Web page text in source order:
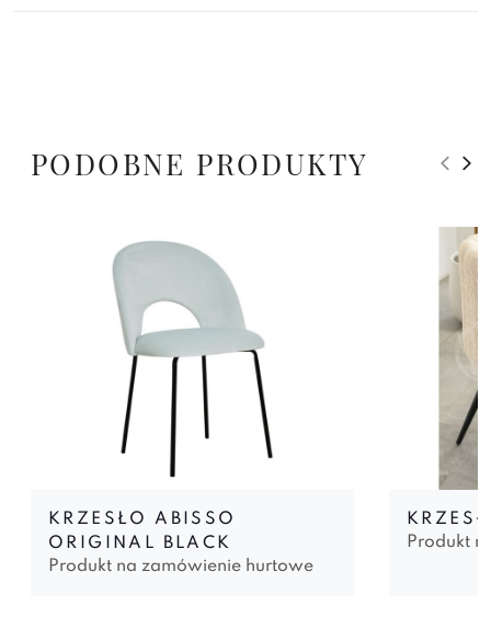
PODOBNE PRODUKTY
KRZESŁO ABISSO
ORIGINAL BLACK
Produkt na zamówienie hurtowe
Produkt